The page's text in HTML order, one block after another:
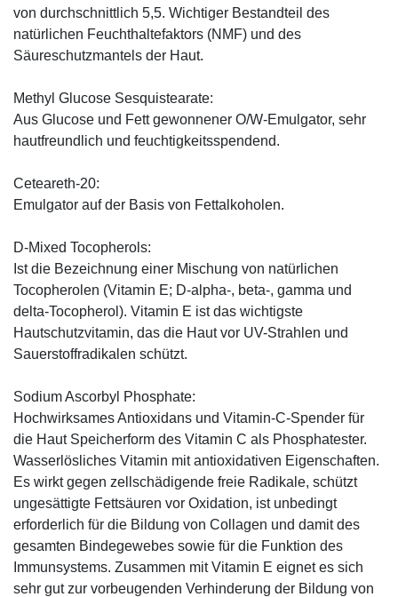
von durchschnittlich 5,5. Wichtiger Bestandteil des
natürlichen Feuchthaltefaktors (NMF) und des
Säureschutzmantels der Haut.
Methyl Glucose Sesquistearate:
Aus Glucose und Fett gewonnener O/W-Emulgator, sehr
hautfreundlich und feuchtigkeitsspendend.
Ceteareth-20:
Emulgator auf der Basis von Fettalkoholen.
D-Mixed Tocopherols:
Ist die Bezeichnung einer Mischung von natürlichen
Tocopherolen (Vitamin E; D-alpha-, beta-, gamma und
delta-Tocopherol). Vitamin E ist das wichtigste
Hautschutzvitamin, das die Haut vor UV-Strahlen und
Sauerstoffradikalen schützt.
Sodium Ascorbyl Phosphate:
Hochwirksames Antioxidans und Vitamin-C-Spender für
die Haut Speicherform des Vitamin C als Phosphatester.
Wasserlösliches Vitamin mit antioxidativen Eigenschaften.
Es wirkt gegen zellschädigende freie Radikale, schützt
ungesättigte Fettsäuren vor Oxidation, ist unbedingt
erforderlich für die Bildung von Collagen und damit des
gesamten Bindegewebes sowie für die Funktion des
Immunsystems. Zusammen mit Vitamin E eignet es sich
sehr gut zur vorbeugenden Verhinderung der Bildung von